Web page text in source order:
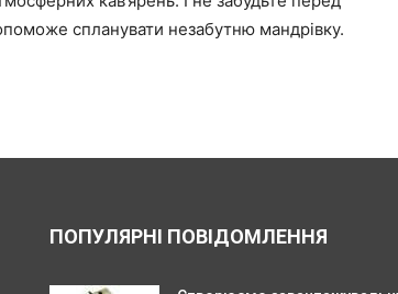
спланувати незабутню мандрівку.
ПОПУЛЯРНІ ПОВІДОМЛЕННЯ